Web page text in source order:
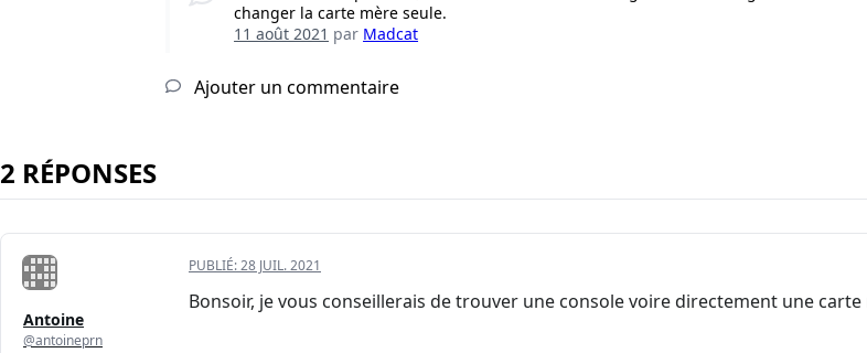
changer la carte mère seule.
11 août 2021 par Madcat
Ajouter un commentaire
2 RÉPONSES
Antoine
@antoineprn
PUBLIÉ:28 JUIL. 2021
Bonsoir, je vous conseillerais de trouver une console voire directement une